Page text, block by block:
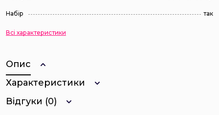
Набір так
Всі характеристики
Опис
Характеристики
Відгуки (0)